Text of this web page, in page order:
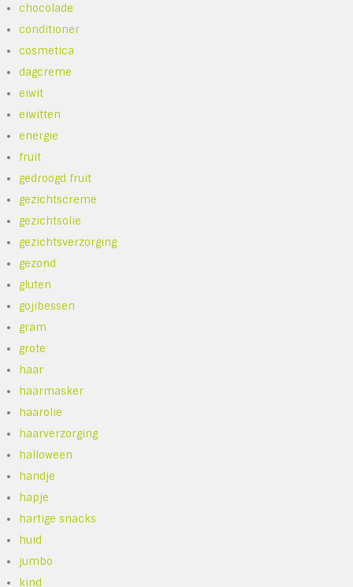
chocolade
conditioner
cosmetica
dagcreme
eiwit
eiwitten
energie
fruit
gedroogd fruit
gezichtscreme
gezichtsolie
gezichtsverzorging
gezond
gluten
gojibessen
gram
grote
haar
haarmasker
haarolie
haarverzorging
halloween
handje
hapje
hartige snacks
huid
jumbo
kind